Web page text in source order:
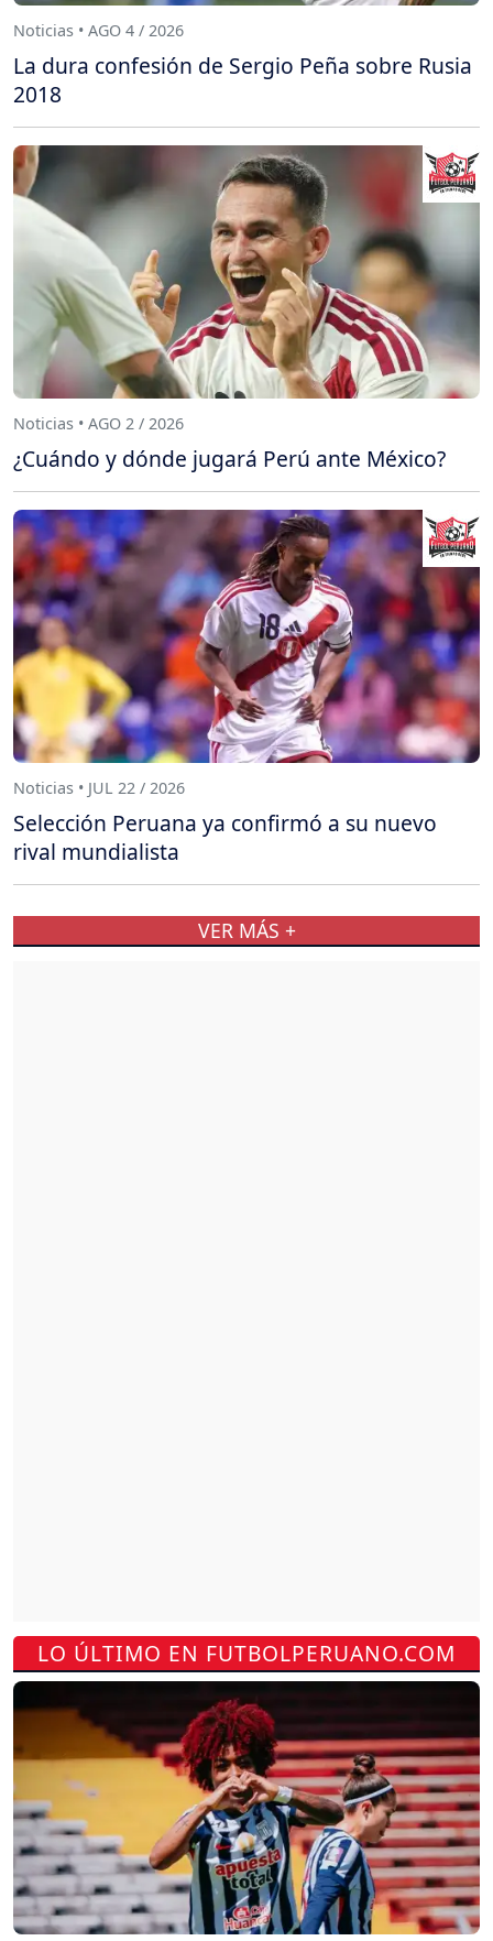
LO ÚLTIMO EN FUTBOLPERUANO.COM
Noticias • AGO 4 / 2026
La dura confesión de Sergio Peña sobre Rusia
2018
Noticias • AGO 2 / 2026
¿Cuándo y dónde jugará Perú ante México?
Noticias • JUL 22 / 2026
Selección Peruana ya confirmó a su nuevo
rival mundialista
VER MÁS +